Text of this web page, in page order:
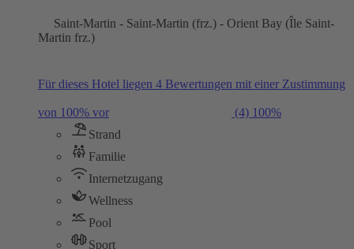
Saint-Martin - Saint-Martin (frz.) - Orient Bay (Île Saint-
Martin frz.)
Für dieses Hotel liegen 4 Bewertungen mit einer Zustimmung
von 100% vor (4) 100%
Strand
Familie
Internetzugang
Wellness
Pool
Sport